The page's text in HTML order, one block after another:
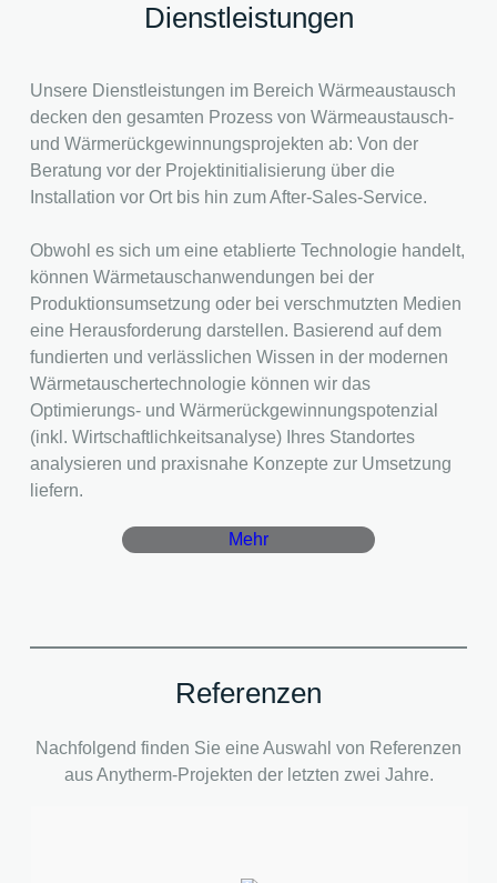
Dienstleistungen
Unsere Dienstleistungen im Bereich Wärmeaustausch
decken den gesamten Prozess von Wärmeaustausch-
und Wärmerückgewinnungsprojekten ab: Von der
Beratung vor der Projektinitialisierung über die
Installation vor Ort bis hin zum After-Sales-Service.
Obwohl es sich um eine etablierte Technologie handelt,
können Wärmetauschanwendungen bei der
Produktionsumsetzung oder bei verschmutzten Medien
eine Herausforderung darstellen. Basierend auf dem
fundierten und verlässlichen Wissen in der modernen
Wärmetauschertechnologie können wir das
Optimierungs- und Wärmerückgewinnungspotenzial
(inkl. Wirtschaftlichkeitsanalyse) Ihres Standortes
analysieren und praxisnahe Konzepte zur Umsetzung
liefern.
Mehr
Referenzen
Nachfolgend finden Sie eine Auswahl von Referenzen
aus Anytherm-Projekten der letzten zwei Jahre.